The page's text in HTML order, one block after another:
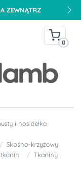
ZEWNĄTRZ
0
i nosidełka
Skośno-krzyżowy
Tkaniny